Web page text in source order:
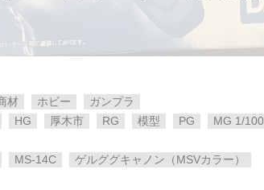
材 ホビー
ガンプラ
HG 厚木市 RG 模型 PG
MG 1/100
MS-14C ゲルググキャノン（MSVカラー）